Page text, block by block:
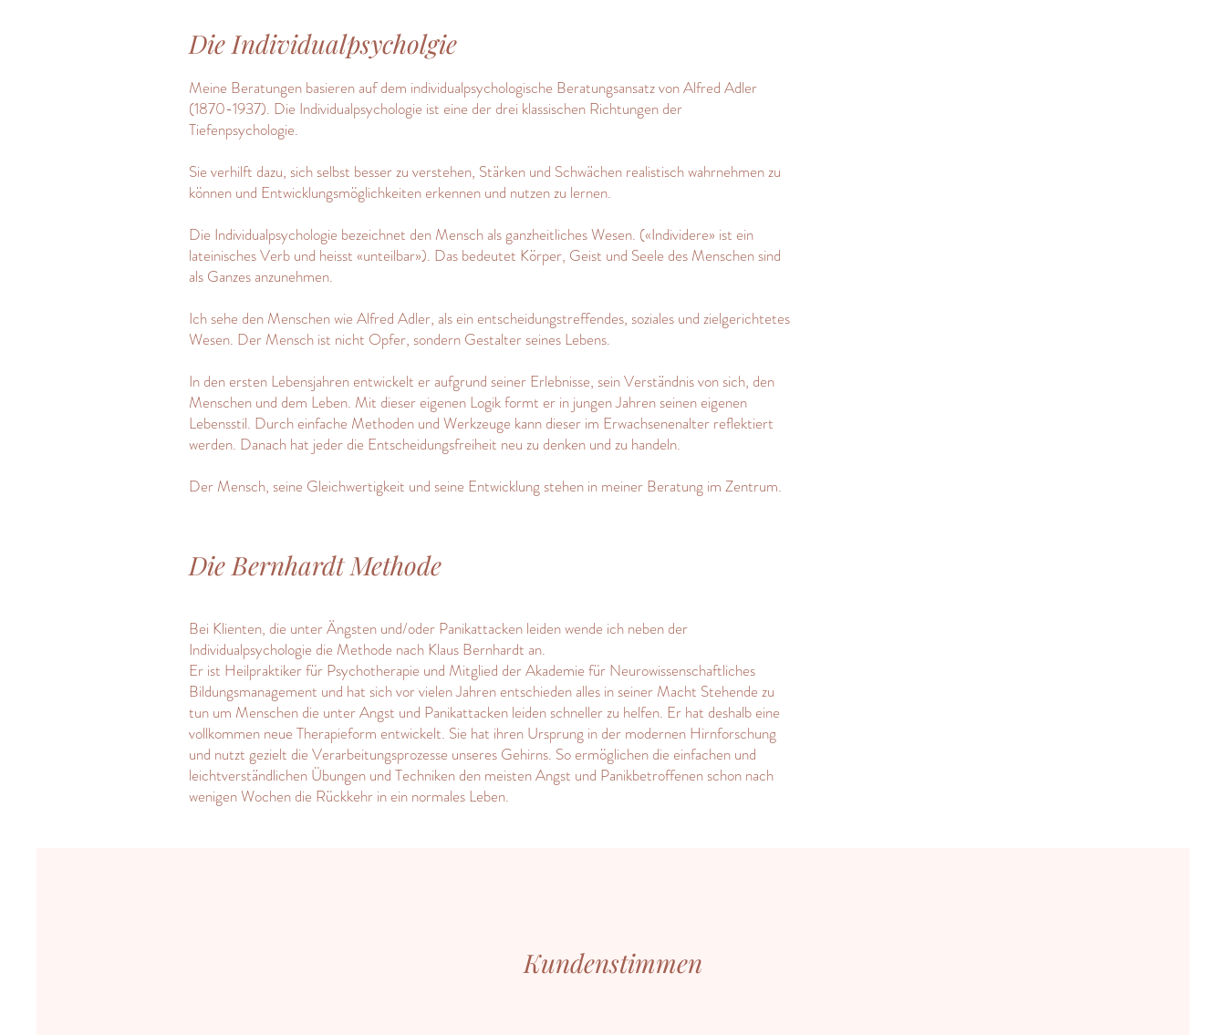
Die Individualpsycholgie
Meine Beratungen basieren auf dem individualpsychologische Beratungsansatz von Alfred Adler
(1870-1937). Die Individualpsychologie ist eine der drei klassischen Richtungen der
Tiefenpsychologie.
Sie verhilft dazu, sich selbst besser zu verstehen, Stärken und Schwächen realistisch wahrnehmen zu
können und Entwicklungsmöglichkeiten erkennen und nutzen zu lernen.
Die Individualpsychologie bezeichnet den Mensch als ganzheitliches Wesen. («Individere» ist ein
lateinisches Verb und heisst «unteilbar»). Das bedeutet Körper, Geist und Seele des Menschen sind
als Ganzes anzunehmen.
Ich sehe den Menschen wie Alfred Adler, als ein entscheidungstreffendes, soziales und zielgerichtetes
Wesen. Der Mensch ist nicht Opfer, sondern Gestalter seines Lebens.
In den ersten Lebensjahren entwickelt er aufgrund seiner Erlebnisse, sein Verständnis von sich, den
Menschen und dem Leben. Mit dieser eigenen Logik formt er in jungen Jahren seinen eigenen
Lebensstil. Durch einfache Methoden und Werkzeuge kann dieser im Erwachsenenalter reflektiert
werden. Danach hat jeder die Entscheidungsfreiheit neu zu denken und zu handeln.
Der Mensch, seine Gleichwertigkeit und seine Entwicklung stehen in meiner Beratung im Zentrum.
Die Bernhardt Methode
Bei Klienten, die unter Ängsten und/oder Panikattacken leiden wende ich neben der
Individualpsychologie die Methode nach Klaus Bernhardt an.
Er ist Heilpraktiker für Psychotherapie und Mitglied der Akademie für Neurowissenschaftliches
Bildungsmanagement und hat sich vor vielen Jahren entschieden alles in seiner Macht Stehende zu
tun um Menschen die unter Angst und Panikattacken leiden schneller zu helfen. Er hat deshalb eine
vollkommen neue Therapieform entwickelt. Sie hat ihren Ursprung in der modernen Hirnforschung
und nutzt gezielt die Verarbeitungsprozesse unseres Gehirns. So ermöglichen die einfachen und
leichtverständlichen Übungen und Techniken den meisten Angst und Panikbetroffenen schon nach
wenigen Wochen die Rückkehr in ein normales Leben.
Kundenstimmen